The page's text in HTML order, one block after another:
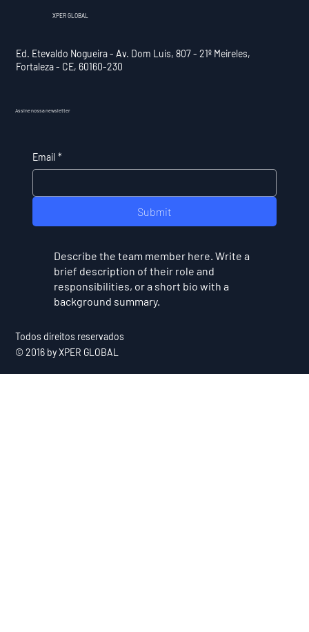
XPER GLOBAL
Ed. Etevaldo Nogueira - Av. Dom Luís, 807 - 21º Meireles,
Fortaleza - CE, 60160-230
Assine nossa newsletter
Email *
Submit
Describe the team member here. Write a
brief description of their role and
responsibilities, or a short bio with a
background summary.
Todos direitos reservados
© 2016 by XPER GLOBAL